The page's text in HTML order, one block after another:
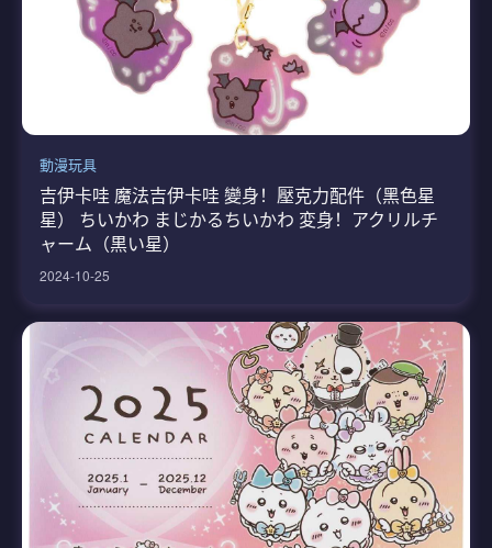
動漫玩具
吉伊卡哇 魔法吉伊卡哇 變身！壓克力配件（黑色星
星） ちいかわ まじかるちいかわ 変身！アクリルチ
ャーム（黒い星）
2024-10-25